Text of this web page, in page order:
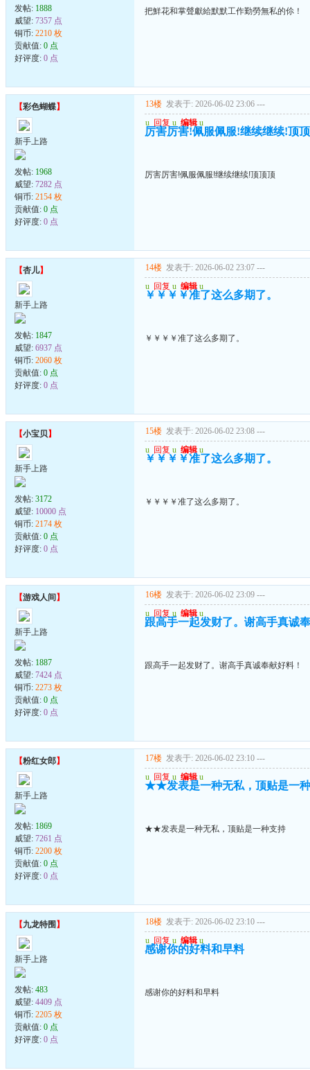
发帖: 1888
威望: 7357 点
铜币: 2210 枚
贡献值: 0 点
好评度: 0 点
把鮮花和掌聲獻給默默工作勤勞無私的伱！
【彩色蝴蝶】
新手上路
发帖: 1968
威望: 7282 点
铜币: 2154 枚
贡献值: 0 点
好评度: 0 点
13楼 发表于: 2026-06-02 23:06 ---
u 回复 u 编辑 u
厉害厉害!佩服佩服!继续继续!顶
厉害厉害!佩服佩服!继续继续!顶顶顶
【杏儿】
新手上路
发帖: 1847
威望: 6937 点
铜币: 2060 枚
贡献值: 0 点
好评度: 0 点
14楼 发表于: 2026-06-02 23:07 ---
u 回复 u 编辑 u
￥￥￥￥准了这么多期了。
￥￥￥￥准了这么多期了。
【小宝贝】
新手上路
发帖: 3172
威望: 10000 点
铜币: 2174 枚
贡献值: 0 点
好评度: 0 点
15楼 发表于: 2026-06-02 23:08 ---
u 回复 u 编辑 u
￥￥￥￥准了这么多期了。
￥￥￥￥准了这么多期了。
【游戏人间 】
新手上路
发帖: 1887
威望: 7424 点
铜币: 2273 枚
贡献值: 0 点
好评度: 0 点
16楼 发表于: 2026-06-02 23:09 ---
u 回复 u 编辑 u
跟高手一起发财了。谢高手真诚
跟高手一起发财了。谢高手真诚奉献好料！
【粉红女郎】
新手上路
发帖: 1869
威望: 7261 点
铜币: 2200 枚
贡献值: 0 点
好评度: 0 点
17楼 发表于: 2026-06-02 23:10 ---
u 回复 u 编辑 u
★★发表是一种无私，顶贴是一
★★发表是一种无私，顶贴是一种支持
【九龙特围 】
新手上路
发帖: 483
威望: 4409 点
铜币: 2205 枚
贡献值: 0 点
好评度: 0 点
18楼 发表于: 2026-06-02 23:10 ---
u 回复 u 编辑 u
感谢你的好料和早料
感谢你的好料和早料